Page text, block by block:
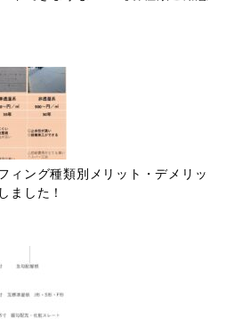
ィング種類別メリット・デメリッ
ました！